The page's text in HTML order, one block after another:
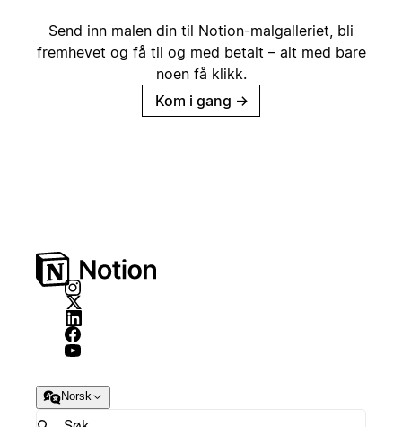
Send inn malen din til Notion-malgalleriet, bli
fremhevet og få til og med betalt – alt med bare
noen få klikk.
Kom i gang →
Norsk